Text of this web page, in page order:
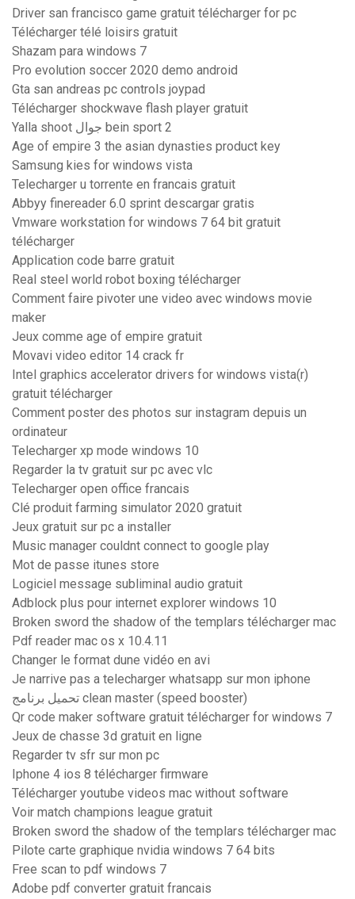
Driver san francisco game gratuit télécharger for pc
Télécharger télé loisirs gratuit
Shazam para windows 7
Pro evolution soccer 2020 demo android
Gta san andreas pc controls joypad
Télécharger shockwave flash player gratuit
Yalla shoot جوال bein sport 2
Age of empire 3 the asian dynasties product key
Samsung kies for windows vista
Telecharger u torrente en francais gratuit
Abbyy finereader 6.0 sprint descargar gratis
Vmware workstation for windows 7 64 bit gratuit
télécharger
Application code barre gratuit
Real steel world robot boxing télécharger
Comment faire pivoter une video avec windows movie
maker
Jeux comme age of empire gratuit
Movavi video editor 14 crack fr
Intel graphics accelerator drivers for windows vista(r)
gratuit télécharger
Comment poster des photos sur instagram depuis un
ordinateur
Telecharger xp mode windows 10
Regarder la tv gratuit sur pc avec vlc
Telecharger open office francais
Clé produit farming simulator 2020 gratuit
Jeux gratuit sur pc a installer
Music manager couldnt connect to google play
Mot de passe itunes store
Logiciel message subliminal audio gratuit
Adblock plus pour internet explorer windows 10
Broken sword the shadow of the templars télécharger mac
Pdf reader mac os x 10.4.11
Changer le format dune vidéo en avi
Je narrive pas a telecharger whatsapp sur mon iphone
تحميل برنامج clean master (speed booster)
Qr code maker software gratuit télécharger for windows 7
Jeux de chasse 3d gratuit en ligne
Regarder tv sfr sur mon pc
Iphone 4 ios 8 télécharger firmware
Télécharger youtube videos mac without software
Voir match champions league gratuit
Broken sword the shadow of the templars télécharger mac
Pilote carte graphique nvidia windows 7 64 bits
Free scan to pdf windows 7
Adobe pdf converter gratuit francais